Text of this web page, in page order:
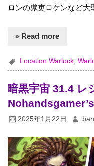
ロンの獄吏ロケンなど
» Read more
Location Warlock ,
暗黒宇宙 31.4 レ
2025年1月22日